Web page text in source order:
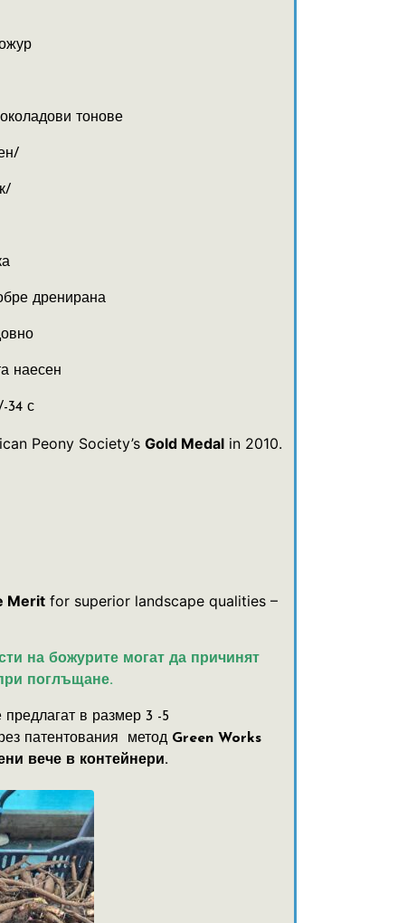
тонове
дренирана
наесен
34 с
Peony Society’s Gold Medal in 2010.
Merit for superior landscape qualities –
на божурите могат да причинят
поглъщане.
предлагат в размер 3 -5
патентования метод Green Works
вече в контейнери.